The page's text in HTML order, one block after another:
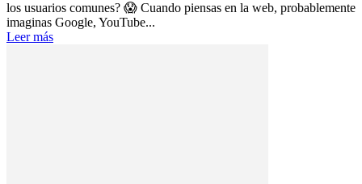
los usuarios comunes? 😱 Cuando piensas en la web, probablemente
imaginas Google, YouTube...
Leer más